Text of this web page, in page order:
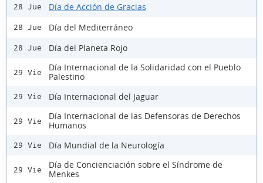
28 Jue Día de Acción de Gracias
28 Jue Día del Mediterráneo
28 Jue Día del Planeta Rojo
29 Vie
Día Internacional de la Solidaridad con el Pueblo
Palestino
29 Vie Día Internacional del Jaguar
29 Vie
Día Internacional de las Defensoras de Derechos
Humanos
29 Vie Día Mundial de la Neurología
29 Vie
Día de Concienciación sobre el Síndrome de
Menkes